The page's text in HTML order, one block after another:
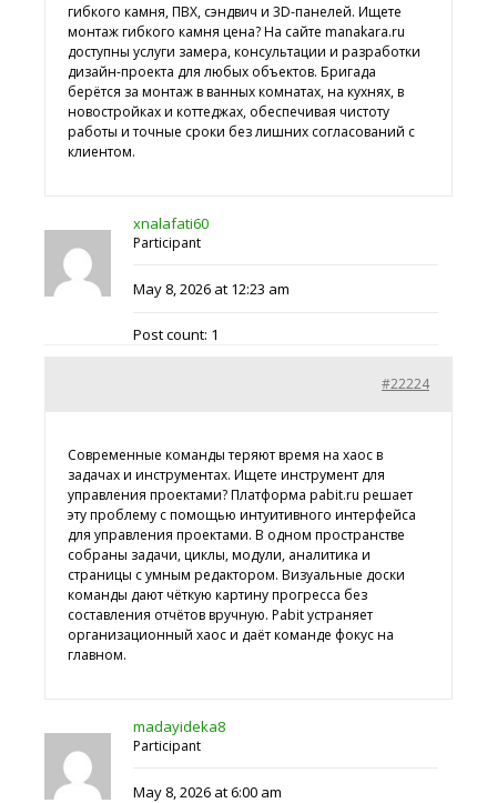
гибкого камня, ПВХ, сэндвич и 3D-панелей. Ищете
монтаж гибкого камня цена? На сайте manakara.ru
доступны услуги замера, консультации и разработки
дизайн-проекта для любых объектов. Бригада
берётся за монтаж в ванных комнатах, на кухнях, в
новостройках и коттеджах, обеспечивая чистоту
работы и точные сроки без лишних согласований с
клиентом.
xnalafati60
Participant
May 8, 2026 at 12:23 am
Post count: 1
#22224
Современные команды теряют время на хаос в
задачах и инструментах. Ищете инструмент для
управления проектами? Платформа pabit.ru решает
эту проблему с помощью интуитивного интерфейса
для управления проектами. В одном пространстве
собраны задачи, циклы, модули, аналитика и
страницы с умным редактором. Визуальные доски
команды дают чёткую картину прогресса без
составления отчётов вручную. Pabit устраняет
организационный хаос и даёт команде фокус на
главном.
madayideka8
Participant
May 8, 2026 at 6:00 am